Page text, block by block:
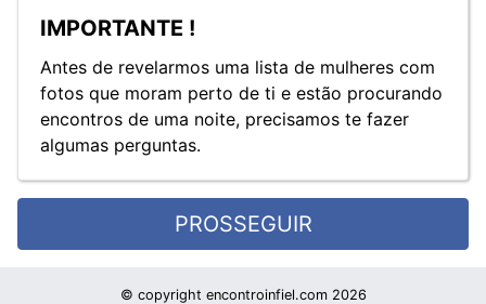
IMPORTANTE !
Antes de revelarmos uma lista de mulheres com
fotos que moram perto de ti e estão procurando
encontros de uma noite, precisamos te fazer
algumas perguntas.
PROSSEGUIR
© copyright encontroinfiel.com 2026